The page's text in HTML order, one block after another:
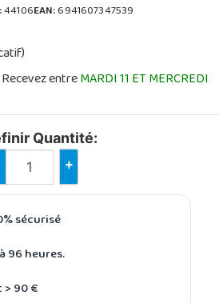
44106EAN:6941607347539
Recevez entreMARDI 11 ET MERCREDI
Quantité:
+
sécurisé
96 heures.
90 €